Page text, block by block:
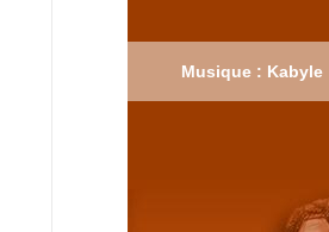
Musique : Kabyle